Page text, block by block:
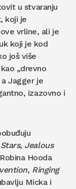
u stvaranju
koji je
vrline, ali je
koji je kod
još više
„drevno
Jagger je
izazovno i
, Jealous
Hooda
, Ringing
Micka i